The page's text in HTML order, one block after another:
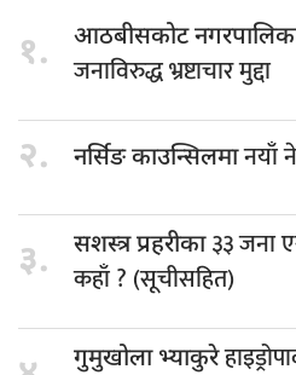
१. आठबीसकोट
जनाविरुद्ध भ्रष्टाचार मुद्दा
२. नर्सिङ काउन्सिलमानयाँ
३. सशस्त्र प्रहरीका३३ जना
कहाँ ? (सूचीसहित)
गुमुखोला भ्याकुरे